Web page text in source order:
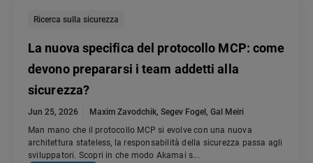
Ricerca sulla sicurezza
La nuova specifica del protocollo MCP: come
devono prepararsi i team addetti alla
sicurezza?
Jun 25, 2026 Maxim Zavodchik, Segev Fogel , Gal Meiri
Man mano che il protocollo MCP si evolve con una nuova
architettura stateless, la responsabilità della sicurezza passa agli
sviluppatori. Scopri in che modo Akamai s...